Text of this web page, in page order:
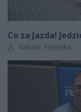
Co za Jazda!
Autor artykułu:
Natalia Pętelska